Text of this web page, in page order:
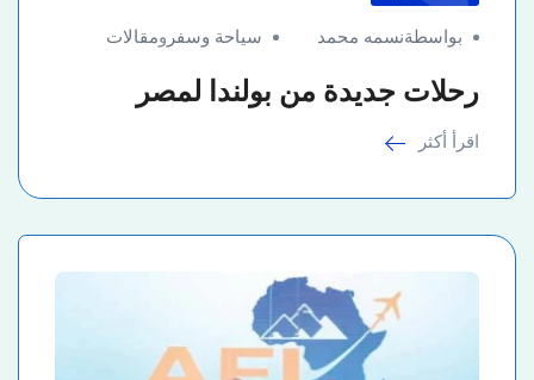
بواسطةنسمه محمد سياحة وسفر ومقالات
رحلات جديدة من بولندا لمصر
اقرأ أكثر